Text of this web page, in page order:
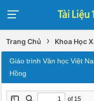
Trang Chủ › Khoa Học
Giáo trình Văn học Việt
Hồng